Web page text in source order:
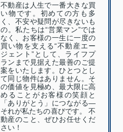
不動産は人生で一番大きな買
い物です。初めての方も多
く、不安や疑問が尽きないも
の。私たちは“営業マン”では
なく、お客様の一生に一度の
買い物を支える“不動産エー
ジェント”として、ライフプ
ランまで見据えた最善のご提
案をいたします。ひとつとし
て同じ物件はありません。そ
の価値を見極め、最大限に高
めることがお客様の笑顔と
「ありがとう」につながる—
それが私たちの喜びです。 不
動産のこと、ぜひお任せくだ
さい！